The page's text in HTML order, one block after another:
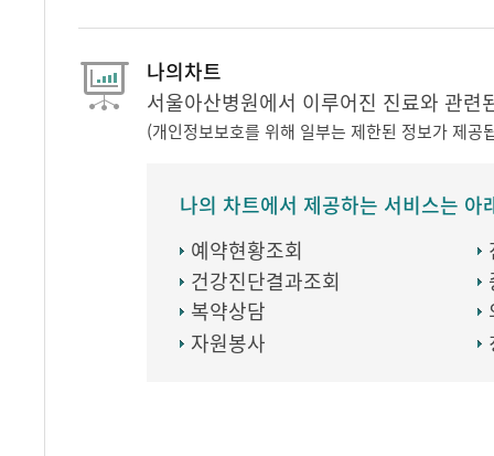
나의차트
서울아산병원에서 이루어진 진료와 관
(개인정보보호를 위해 일부는 제한된 정보가 제공
나의 차트에서 제공하는 서비스는 아
예약현황조회
건강진단결과조회
복약상담
자원봉사